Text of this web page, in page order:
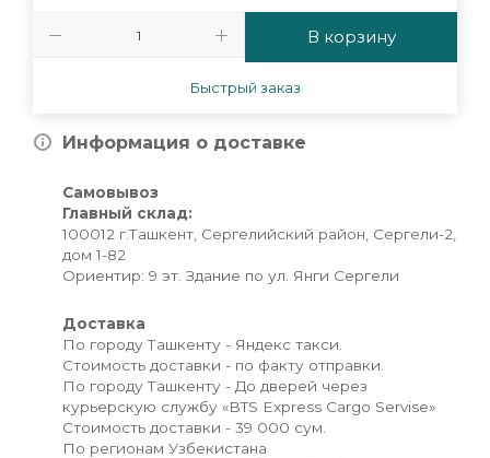
В корзину
Быстрый заказ
Информация о доставке
Самовывоз
Главный склад:
100012 г.Ташкент, Сергелийский район, Сергели-2,
дом 1-82
Ориентир: 9 эт. Здание по ул. Янги Сергели
Доставка
По городу Ташкенту - Яндекс такси.
Стоимость доставки - по факту отправки.
По городу Ташкенту - До дверей через
курьерскую службу «BTS Express Cargo Servise»
Стоимость доставки - 39 000 сум.
По регионам Узбекистана